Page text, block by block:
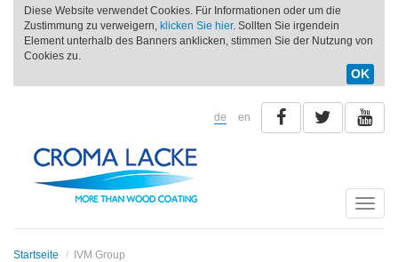
Diese Website verwendet Cookies. Für Informationen oder um die
Zustimmung zu verweigern, klicken Sie hier. Sollten Sie irgendein
Element unterhalb des Banners anklicken, stimmen Sie der Nutzung von
Cookies zu.
OK
de en
Toggle
Startseite IVM Group